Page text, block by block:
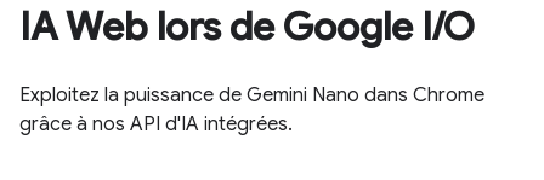
IA Web lors de Google I/O
Exploitez la puissance de Gemini Nano dans Chrome
grâce à nos API d'IA intégrées.